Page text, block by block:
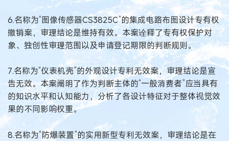
6.名称为“图像传感器CS3825C”的集成电路布图设计专有权
撤销案，审理结论是维持有效。本案诠释了专有权保护对
象、独创性审理范围以及申请登记期限的判断规则。
7.名称为“仪表机壳”的外观设计专利无效案，审理结论是宣
告无效。本案阐明了作为判断主体的“一般消费者”应当具有
的知识水平和认知能力，分析了各设计特征对于整体视觉效
果的不同影响权重。
8.名称为“防爆装置”的实用新型专利无效案，审理结论是在